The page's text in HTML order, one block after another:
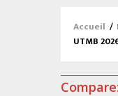
Accueil /
UTMB